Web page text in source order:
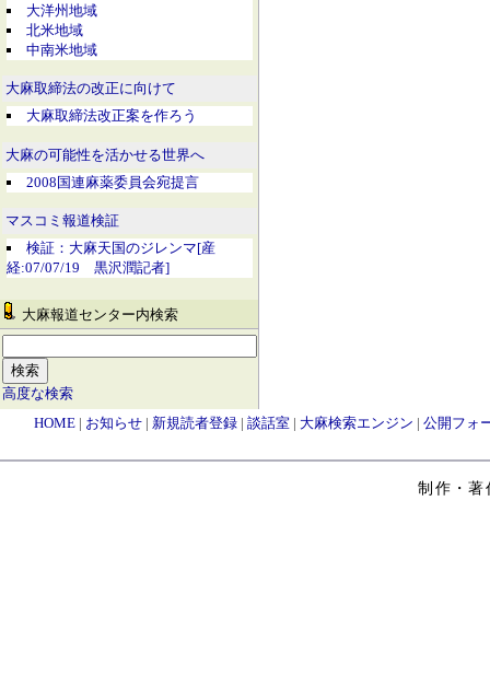
大洋州地域
北米地域
中南米地域
大麻取締法の改正に向けて
大麻取締法改正案を作ろう
大麻の可能性を活かせる世界へ
2008国連麻薬委員会宛提言
マスコミ報道検証
検証：大麻天国のジレンマ[産
経:07/07/19 黒沢潤記者]
大麻報道センター内検索
高度な検索
HOME | お知らせ | 新規読者登録 | 談話室 | 大麻検索エンジン | 公開フォ
制作・